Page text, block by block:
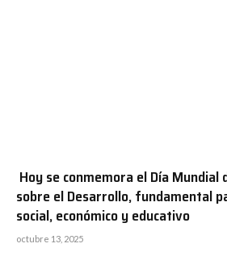
Hoy se conmemora el Día
sobre el Desarrollo, fundamental
social, económico y educativo
octubre 13, 2025